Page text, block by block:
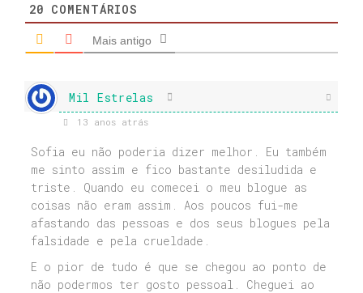
20 COMENTÁRIOS
Mais antigo
Mil Estrelas
13 anos atrás
Sofia eu não poderia dizer melhor. Eu também
me sinto assim e fico bastante desiludida e
triste. Quando eu comecei o meu blogue as
coisas não eram assim. Aos poucos fui-me
afastando das pessoas e dos seus blogues pela
falsidade e pela crueldade.
E o pior de tudo é que se chegou ao ponto de
não podermos ter gosto pessoal. Cheguei ao